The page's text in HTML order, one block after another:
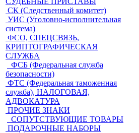
СК (Следственный комитет)
УИС (Уголовно-исполнительная
система)
ФСО, СПЕЦСВЯЗЬ,
КРИПТОГРАФИЧЕСКАЯ
СЛУЖБА
ФСБ (Федеральная служба
безопасности)
ФТС (Федеральная таможенная
служба), НАЛОГОВАЯ,
АДВОКАТУРА
ПРОЧИЕ ЗНАКИ
СОПУТСТВУЮЩИЕ ТОВАРЫ
ПОДАРОЧНЫЕ НАБОРЫ